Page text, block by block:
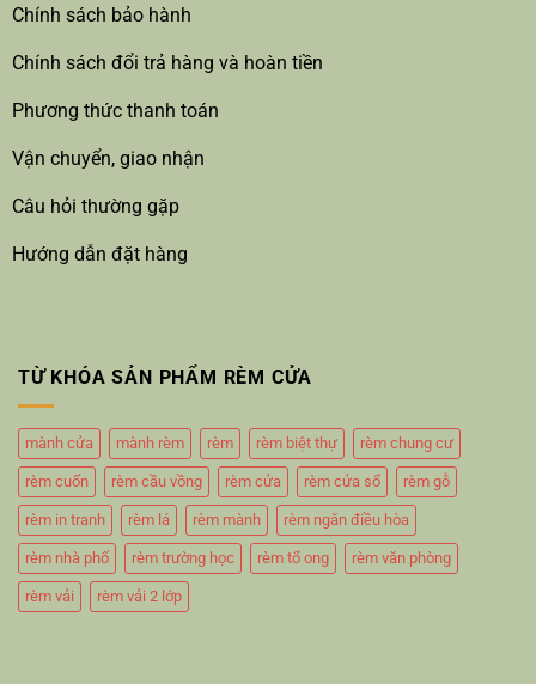
Chính sách bảo hành
Chính sách đổi trả hàng và hoàn tiền
Phương thức thanh toán
Vận chuyển, giao nhận
Câu hỏi thường gặp
Hướng dẫn đặt hàng
TỪ KHÓA SẢN PHẨM RÈM CỬA
mành cửa mành rèm rèm rèm biệt thự rèm chung cư
rèm cuốn rèm cầu vồng rèm cửa rèm cửa sổ rèm gỗ
rèm in tranh rèm lá rèm mành rèm ngăn điều hòa
rèm nhà phố rèm trường học rèm tổ ong rèm văn phòng
rèm vải rèm vải 2 lớp